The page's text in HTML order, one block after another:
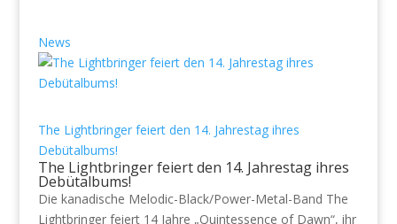
News
The Lightbringer feiert den 14. Jahrestag ihres
Debütalbums!
The Lightbringer feiert den 14. Jahrestag ihres
Debütalbums!
Die kanadische Melodic-Black/Power-Metal-Band The
Lightbringer feiert 14 Jahre „Quintessence of Dawn“, ihr